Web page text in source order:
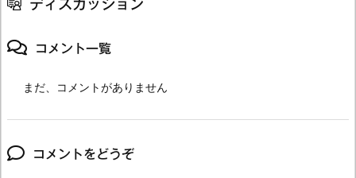
ディスカッション
コメント一覧
まだ、コメントがありません
コメントをどうぞ